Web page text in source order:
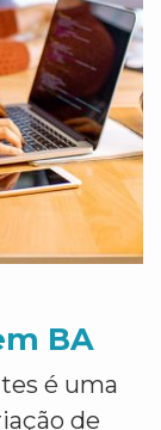
BA
é uma
de